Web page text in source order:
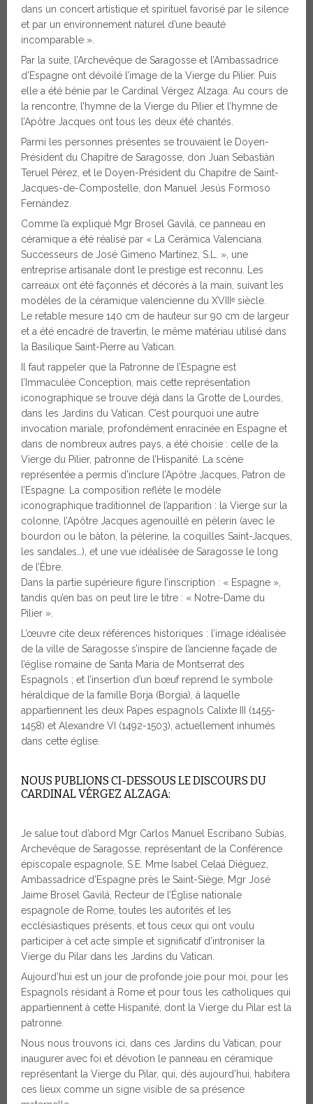
dans un concert artistique et spirituel favorisé par le silence
et par un environnement naturel d’une beauté
incomparable ».
Par la suite, l’Archevêque de Saragosse et l’Ambassadrice
d’Espagne ont dévoilé l’image de la Vierge du Pilier. Puis
elle a été bénie par le Cardinal Vérgez Alzaga. Au cours de
la rencontre, l’hymne de la Vierge du Pilier et l’hymne de
l’Apôtre Jacques ont tous les deux été chantés.
Parmi les personnes présentes se trouvaient le Doyen-
Président du Chapitre de Saragosse, don Juan Sebastián
Teruel Pérez, et le Doyen-Président du Chapitre de Saint-
Jacques-de-Compostelle, don Manuel Jesús Formoso
Fernández.
Comme l’a expliqué Mgr Brosel Gavilá, ce panneau en
céramique a été réalisé par « La Cerámica Valenciana.
Successeurs de José Gimeno Martínez, S.L. », une
entreprise artisanale dont le prestige est reconnu. Les
carreaux ont été façonnés et décorés à la main, suivant les
modèles de la céramique valencienne du XVIIIᵉ siècle.
Le retable mesure 140 cm de hauteur sur 90 cm de largeur
et a été encadré de travertin, le même matériau utilisé dans
la Basilique Saint-Pierre au Vatican.
Il faut rappeler que la Patronne de l’Espagne est
l’Immaculée Conception, mais cette représentation
iconographique se trouve déjà dans la Grotte de Lourdes,
dans les Jardins du Vatican. C’est pourquoi une autre
invocation mariale, profondément enracinée en Espagne et
dans de nombreux autres pays, a été choisie : celle de la
Vierge du Pilier, patronne de l’Hispanité. La scène
représentée a permis d’inclure l’Apôtre Jacques, Patron de
l’Espagne. La composition reflète le modèle
iconographique traditionnel de l’apparition : la Vierge sur la
colonne, l’Apôtre Jacques agenouillé en pèlerin (avec le
bourdon ou le bâton, la pèlerine, la coquilles Saint-Jacques,
les sandales…), et une vue idéalisée de Saragosse le long
de l’Èbre.
Dans la partie supérieure figure l’inscription : « Espagne »,
tandis qu’en bas on peut lire le titre : « Notre-Dame du
Pilier ».
L’œuvre cite deux références historiques : l’image idéalisée
de la ville de Saragosse s’inspire de l’ancienne façade de
l’église romaine de Santa Maria de Montserrat des
Espagnols ; et l’insertion d’un bœuf reprend le symbole
héraldique de la famille Borja (Borgia), à laquelle
appartiennent les deux Papes espagnols Calixte III (1455-
1458) et Alexandre VI (1492-1503), actuellement inhumés
dans cette église.
NOUS PUBLIONS CI-DESSOUS LE DISCOURS DU
CARDINAL VÉRGEZ ALZAGA:
Je salue tout d’abord Mgr Carlos Manuel Escribano Subías,
Archevêque de Saragosse, représentant de la Conférence
épiscopale espagnole, S.E. Mme Isabel Celaá Diéguez,
Ambassadrice d’Espagne près le Saint-Siège, Mgr José
Jaime Brosel Gavilá, Recteur de l’Église nationale
espagnole de Rome, toutes les autorités et les
ecclésiastiques présents, et tous ceux qui ont voulu
participer à cet acte simple et significatif d’introniser la
Vierge du Pilar dans les Jardins du Vatican.
Aujourd’hui est un jour de profonde joie pour moi, pour les
Espagnols résidant à Rome et pour tous les catholiques qui
appartiennent à cette Hispanité, dont la Vierge du Pilar est la
patronne.
Nous nous trouvons ici, dans ces Jardins du Vatican, pour
inaugurer avec foi et dévotion le panneau en céramique
représentant la Vierge du Pilar, qui, dès aujourd’hui, habitera
ces lieux comme un signe visible de sa présence